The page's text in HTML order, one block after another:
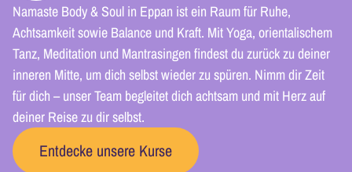
Namaste Body & Soul in Eppan ist ein Raum für Ruhe,
Achtsamkeit sowie Balance und Kraft. Mit Yoga, orientalischem
Tanz, Meditation und Mantrasingen findest du zurück zu deiner
inneren Mitte, um dich selbst wieder zu spüren. Nimm dir Zeit
für dich – unser Team begleitet dich achtsam und mit Herz auf
deiner Reise zu dir selbst.
Entdecke unsere Kurse